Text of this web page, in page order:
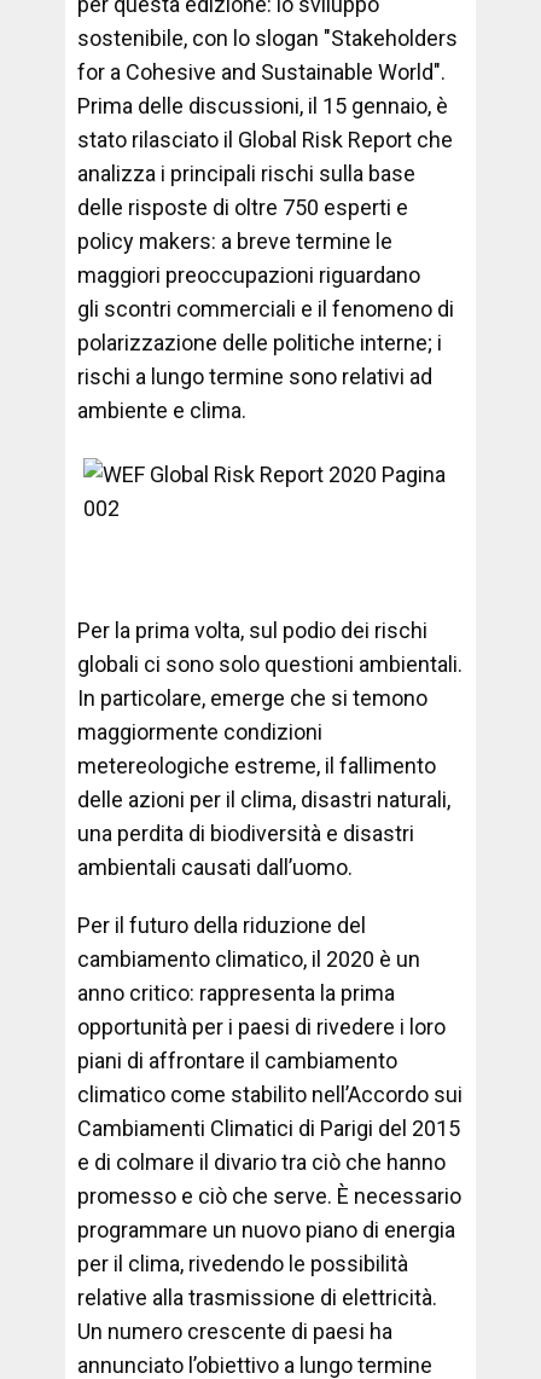
sostenibile, con lo slogan "Stakeholders
for a Cohesive and Sustainable World".
Prima delle discussioni, il 15 gennaio, è
stato rilasciato il Global Risk Report che
analizza i principali rischi sulla base
delle risposte di oltre 750 esperti e
policy makers: a breve termine le
maggiori preoccupazioni riguardano
gli scontri commerciali e il fenomeno di
polarizzazione delle politiche interne; i
rischi a lungo termine sono relativi ad
ambiente e clima.
Per la prima volta, sul podio dei rischi
globali ci sono solo questioni ambientali.
In particolare, emerge che si temono
maggiormente condizioni
metereologiche estreme, il fallimento
delle azioni per il clima, disastri naturali,
una perdita di biodiversità e disastri
ambientali causati dall’uomo.
Per il futuro della riduzione del
cambiamento climatico, il 2020 è un
anno critico: rappresenta la prima
opportunità per i paesi di rivedere i loro
piani di affrontare il cambiamento
climatico come stabilito nell’Accordo sui
Cambiamenti Climatici di Parigi del 2015
e di colmare il divario tra ciò che hanno
promesso e ciò che serve. È necessario
programmare un nuovo piano di energia
per il clima, rivedendo le possibilità
relative alla trasmissione di elettricità.
Un numero crescente di paesi ha
annunciato l’obiettivo a lungo termine